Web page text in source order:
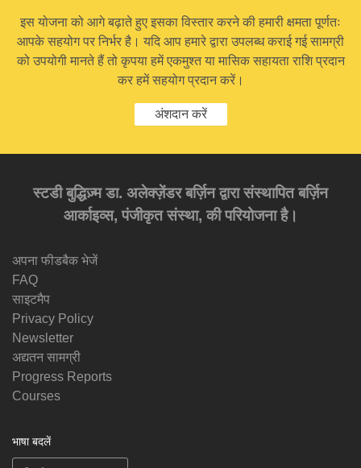
इस योजना को आगे बढ़ाते हुए इसका विस्तार करने की हमारी क्षमता पूर्णतः
आपके सहयोग पर निर्भर है। यदि आप हमारे द्वारा उपलब्ध कराई गई सामग्री
को उपयोगी मानते हैं तो कृपया हमें एकमुश्त या मासिक सहायता राशि प्रदान
कर हमें सहयोग प्रदान करें।
अंशदान करें
स्टडी बुद्धिज़्म डा. अलेक्ज़ेंडर बर्ज़िन द्वारा संस्थापित बर्ज़िन
आर्काइव्स, पंजीकृत संस्था, की परियोजना है।
अपना फीडबैक भेजें
FAQ
साइटमैप
Privacy Policy
Newsletter
अद्यतन सामग्री
Progress Reports
Courses
भाषा बदलें